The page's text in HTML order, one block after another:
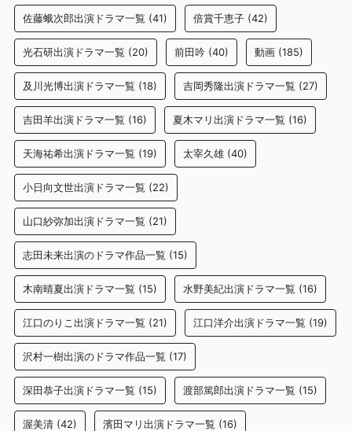
佐藤蛾次郎出演ドラマ一覧 (41) 倍賞千恵子 (42)
光石研出演ドラマ一覧 (20) 前田吟 (40) 動画 (185)
及川光博出演ドラマ一覧 (18) 吉岡秀隆出演ドラマ一覧 (27)
吉田羊出演ドラマ一覧 (16) 夏木マリ出演ドラマ一覧 (16)
天海祐希出演ドラマ一覧 (19) 太宰久雄 (40)
小日向文世出演ドラマ一覧 (22)
山口紗弥加出演ドラマ一覧 (21)
志田未来出演のドラマ作品一覧 (15)
木南晴夏出演ドラマ一覧 (15) 水野美紀出演ドラマ一覧 (16)
江口のりこ出演ドラマ一覧 (21) 江口洋介出演ドラマ一覧 (19)
沢村一樹出演のドラマ作品一覧 (17)
深田恭子出演ドラマ一覧 (15) 渡部篤郎出演ドラマ一覧 (15)
渥美清 (42) 濱田マリ出演ドラマ一覧 (16)